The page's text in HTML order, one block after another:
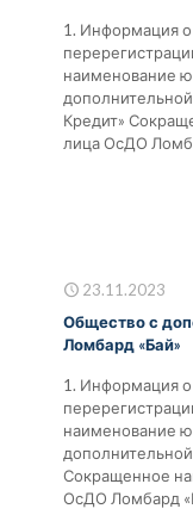
1. Информация о
наименование
Кредит»
лица ОсДО
23.11.2023
Общество с
Ломбард «Бай»
1. Информация о
наименование
Сокращенное
ОсДО Ломбард